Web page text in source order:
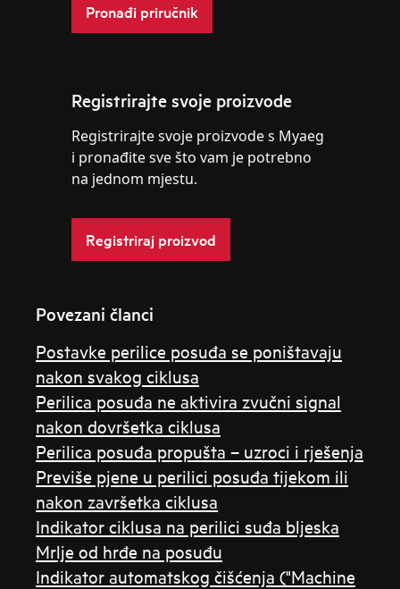
Pronađi priručnik
Registrirajte svoje proizvode
Registrirajte svoje proizvode s Myaeg
i pronađite sve što vam je potrebno
na jednom mjestu.
Registriraj proizvod
Povezani članci
Postavke perilice posuđa se poništavaju
nakon svakog ciklusa
Perilica posuđa ne aktivira zvučni signal
nakon dovršetka ciklusa
Perilica posuđa propušta – uzroci i rješenja
Previše pjene u perilici posuđa tijekom ili
nakon završetka ciklusa
Indikator ciklusa na perilici suđa bljeska
Mrlje od hrđe na posuđu
Indikator automatskog čišćenja ("Machine